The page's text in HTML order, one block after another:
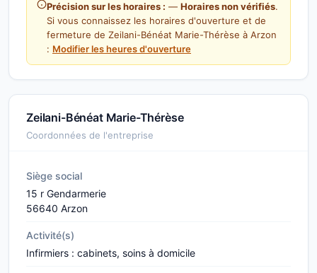
Précision sur les horaires : — Horaires non vérifiés.
Si vous connaissez les horaires d'ouverture et de
fermeture de Zeilani-Bénéat Marie-Thérèse à Arzon
: Modifier les heures d'ouverture
Zeilani-Bénéat Marie-Thérèse
Coordonnées de l'entreprise
Siège social
15 r Gendarmerie
56640 Arzon
Activité(s)
Infirmiers : cabinets, soins à domicile